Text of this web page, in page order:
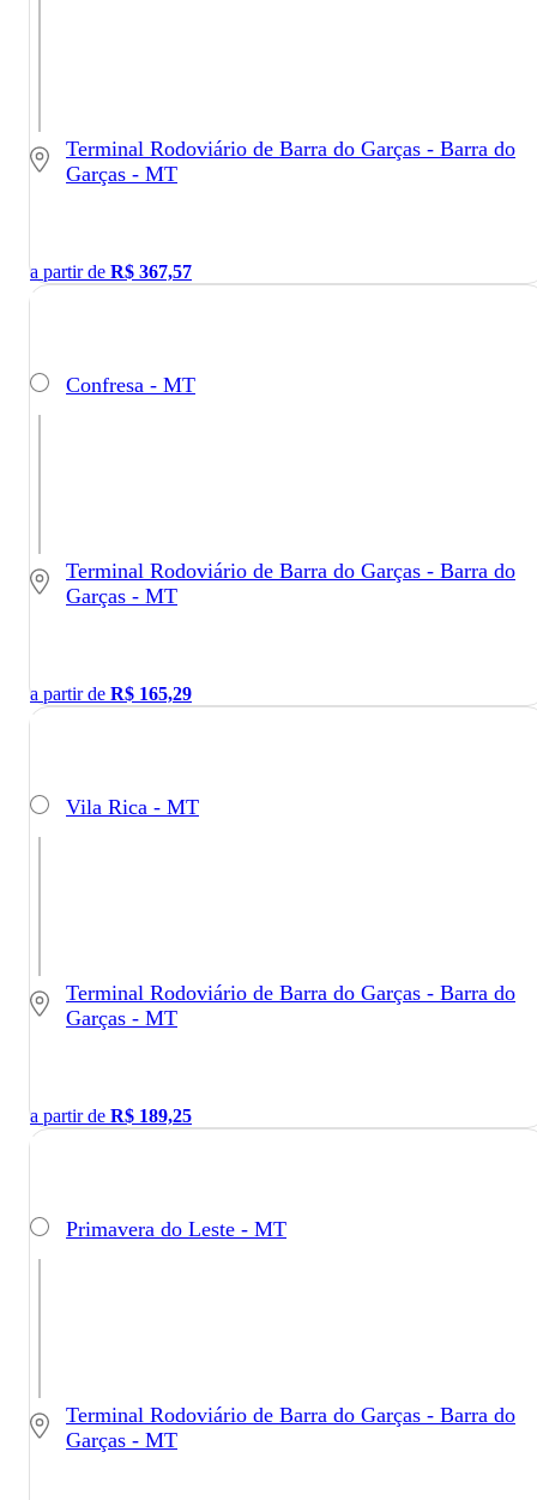
Terminal Rodoviário de Barra do Garças - Barra do
Garças - MT
a partir de R$ 367,57
Confresa - MT
Terminal Rodoviário de Barra do Garças - Barra do
Garças - MT
a partir de R$ 165,29
Vila Rica - MT
Terminal Rodoviário de Barra do Garças - Barra do
Garças - MT
a partir de R$ 189,25
Primavera do Leste - MT
Terminal Rodoviário de Barra do Garças - Barra do
Garças - MT